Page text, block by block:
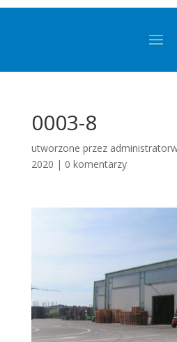
0003-8
utworzone przez
2020 | 0 komentarzy